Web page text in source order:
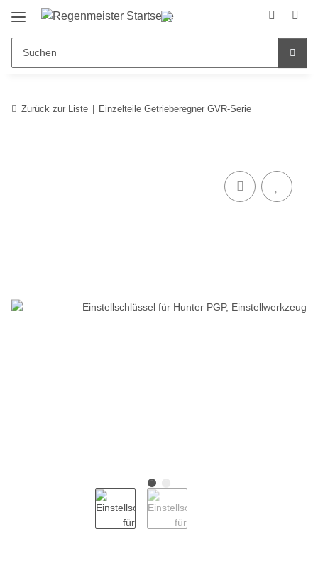
Zurück zur Liste Einzelteile Getrieberegner GVR-Serie